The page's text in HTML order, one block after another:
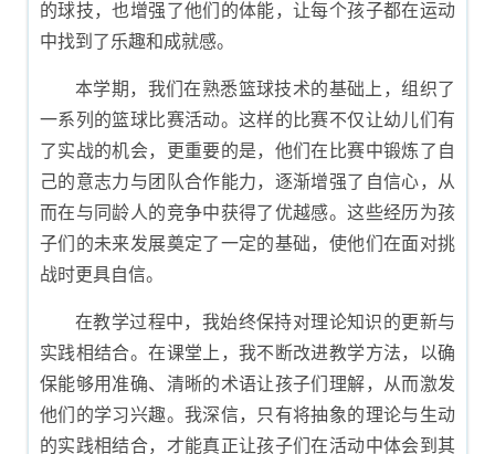
的球技，也增强了他们的体能，让每个孩子都在运动
中找到了乐趣和成就感。
本学期，我们在熟悉篮球技术的基础上，组织了
一系列的篮球比赛活动。这样的比赛不仅让幼儿们有
了实战的机会，更重要的是，他们在比赛中锻炼了自
己的意志力与团队合作能力，逐渐增强了自信心，从
而在与同龄人的竞争中获得了优越感。这些经历为孩
子们的未来发展奠定了一定的基础，使他们在面对挑
战时更具自信。
在教学过程中，我始终保持对理论知识的更新与
实践相结合。在课堂上，我不断改进教学方法，以确
保能够用准确、清晰的术语让孩子们理解，从而激发
他们的学习兴趣。我深信，只有将抽象的理论与生动
的实践相结合，才能真正让孩子们在活动中体会到其